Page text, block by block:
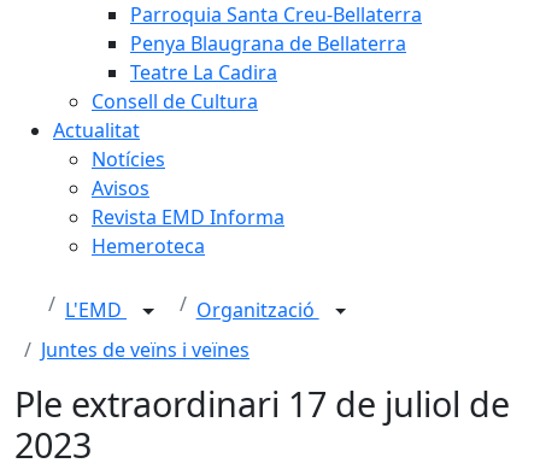
Parroquia Santa Creu-Bellaterra
Penya Blaugrana de Bellaterra
Teatre La Cadira
Consell de Cultura
Actualitat
Notícies
Avisos
Revista EMD Informa
Hemeroteca
L'EMD
Organització
Juntes de veïns i veïnes
Ple extraordinari 17 de juliol de
2023